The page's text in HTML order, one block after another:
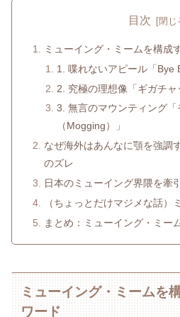
目次
ミューイング・ミームを構成
1. 喋れないアピール「Bye
2. 究極の理想像「ギガチャ
3. 無言のマウンティング「
（Mogging）」
なぜ海外はあんなに顎を強調
のズレ
日本のミューイング界隈を牽
（ちょっとだけマジメな話）
まとめ：ミューイング・ミー
ミューイング・ミームを
ワード